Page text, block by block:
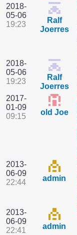
2018-
05-06
19:23
Ralf
Joerres
2018-
05-06
19:23
Ralf
Joerres
2017-
01-09
09:15
old Joe
2013-
06-09
22:44
admin
2013-
06-09
22:41
admin